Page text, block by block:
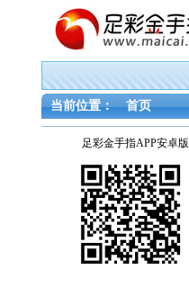
当前位置：首页
足彩金手指APP安卓版